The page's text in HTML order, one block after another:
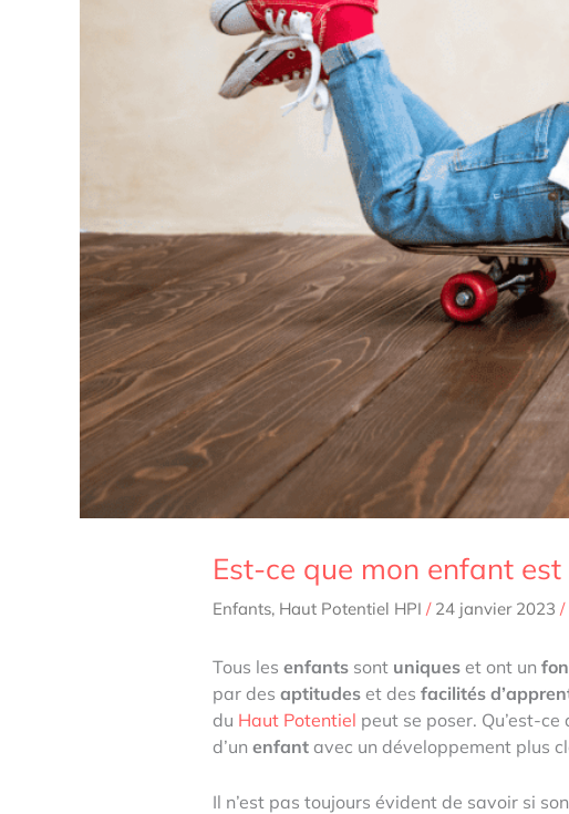
Est-ce que mon enfant est
Enfants, Haut Potentiel HPI / 24 janvier 2023 /
Tous les enfants sont uniques et ont un
par des aptitudes et des facilités
du Haut Potentiel peut se poser. Qu’est-
d’un enfant avec un développement plus
Il n’est pas toujours évident de savoir si son